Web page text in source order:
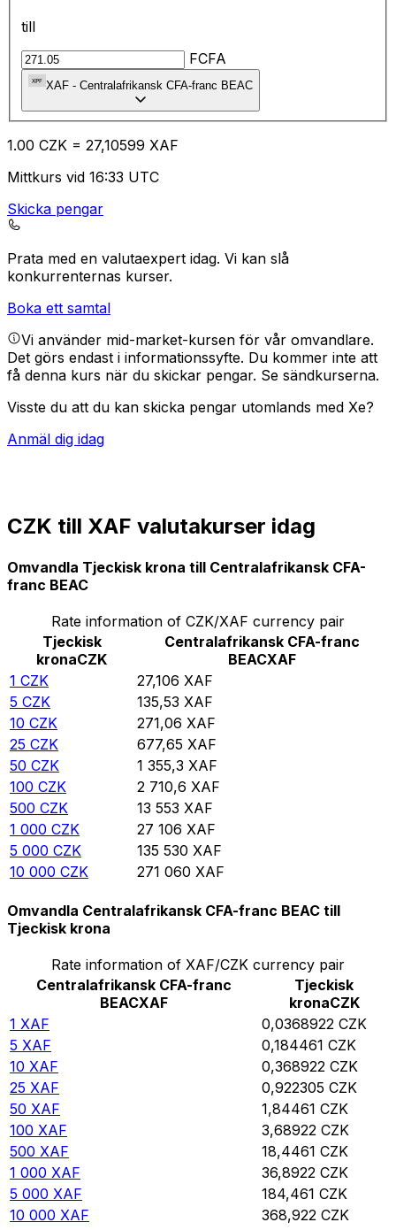
till
FCFA
XAF - Centralafrikansk CFA-franc BEAC
1.00 CZK = 27,10599 XAF
Mittkurs vid 16:33 UTC
Skicka pengar
Prata med en valutaexpert idag. Vi kan slå
konkurrenternas kurser.
Boka ett samtal
Vi använder mid-market-kursen för vår omvandlare.
Det görs endast i informationssyfte. Du kommer inte att
få denna kurs när du skickar pengar. Se sändkurserna.
Visste du att du kan skicka pengar utomlands med Xe?
Anmäl dig idag
CZK till XAF valutakurser idag
Omvandla Tjeckisk krona till Centralafrikansk CFA-
franc BEAC
Rate information of CZK/XAF currency pair
Tjeckisk
kronaCZK
Centralafrikansk CFA-franc
BEACXAF
1 CZK 27,106 XAF
5 CZK 135,53 XAF
10 CZK 271,06 XAF
25 CZK 677,65 XAF
50 CZK 1 355,3 XAF
100 CZK 2 710,6 XAF
500 CZK 13 553 XAF
1 000 CZK 27 106 XAF
5 000 CZK 135 530 XAF
10 000 CZK 271 060 XAF
Omvandla Centralafrikansk CFA-franc BEAC till
Tjeckisk krona
Rate information of XAF/CZK currency pair
Centralafrikansk CFA-franc
BEACXAF
Tjeckisk
kronaCZK
1 XAF 0,0368922 CZK
5 XAF 0,184461 CZK
10 XAF 0,368922 CZK
25 XAF 0,922305 CZK
50 XAF 1,84461 CZK
100 XAF 3,68922 CZK
500 XAF 18,4461 CZK
1 000 XAF 36,8922 CZK
5 000 XAF 184,461 CZK
10 000 XAF 368,922 CZK